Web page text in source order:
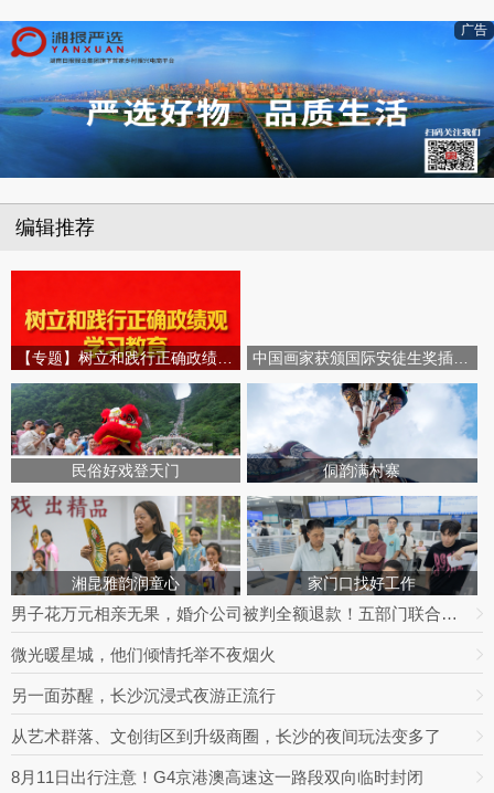
广告
编辑推荐
民俗好戏登天门 侗韵满村寨
湘昆雅韵润童心 家门口找好工作
男子花万元相亲无果，婚介公司被判全额退款！五部门联合整治婚介七大乱象
微光暖星城，他们倾情托举不夜烟火
另一面苏醒，长沙沉浸式夜游正流行
从艺术群落、文创街区到升级商圈，长沙的夜间玩法变多了
8月11日出行注意！G4京港澳高速这一路段双向临时封闭